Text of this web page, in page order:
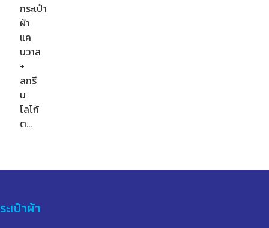
กระเป๋า
ผ้า
แค
นวาส
+
สกรี
น
โลโก้
ต…
ะเป๋าผ้า